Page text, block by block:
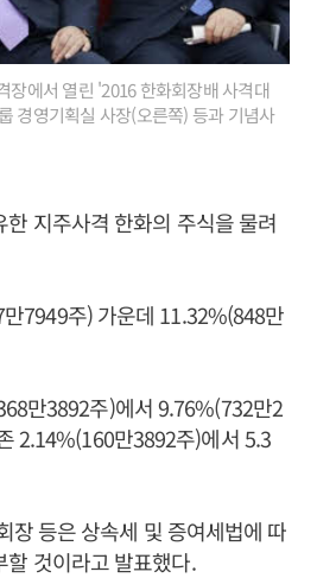
장에서 열린 '2016 한화회장배 사격대
경영기획실 사장(오른쪽) 등과 기념사
한 지주사격 한화의 주식을 물려
7949주) 가운데 11.32%(848만
만3892주)에서 9.76%(732만2
2.14%(160만3892주)에서 5.3
장 등은 상속세 및 증여세법에 따
것이라고 발표했다.